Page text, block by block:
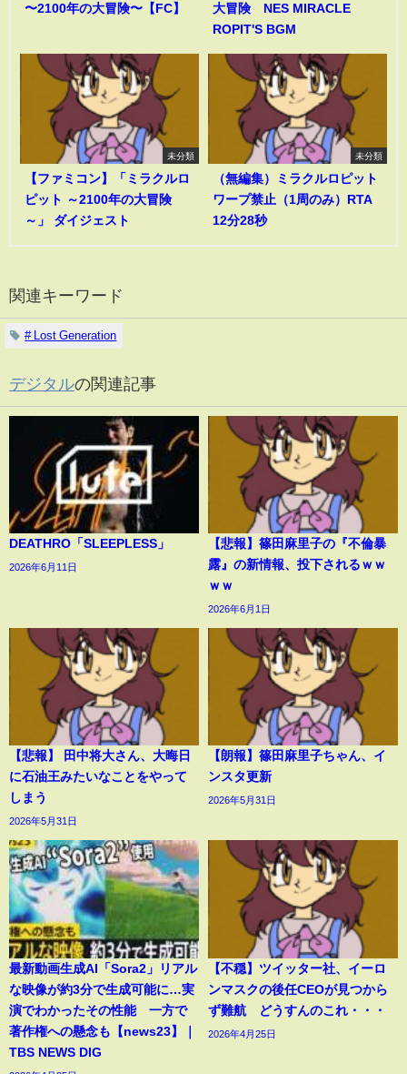
〜2100年の大冒険〜【FC】
大冒険 NES MIRACLE
ROPIT'S BGM
未分類
【ファミコン】「ミラクルロ
ピット ～2100年の大冒険
～」 ダイジェスト
未分類
（無編集）ミラクルロピット
ワープ禁止（1周のみ）RTA
12分28秒
関連キーワード
# Lost Generation
デジタルの関連記事
DEATHRO「SLEEPLESS」
2026年6月11日
【悲報】篠田麻里子の『不倫暴
露』の新情報、投下されるｗｗ
ｗｗ
2026年6月1日
【悲報】 田中将大さん、大晦日
に石油王みたいなことをやって
しまう
2026年5月31日
【朗報】篠田麻里子ちゃん、イ
ンスタ更新
2026年5月31日
最新動画生成AI「Sora2」リアル
な映像が約3分で生成可能に…実
演でわかったその性能 一方で
著作権への懸念も【news23】｜
TBS NEWS DIG
【不穏】ツイッター社、イーロ
ンマスクの後任CEOが見つから
ず難航 どうすんのこれ・・・
2026年4月25日